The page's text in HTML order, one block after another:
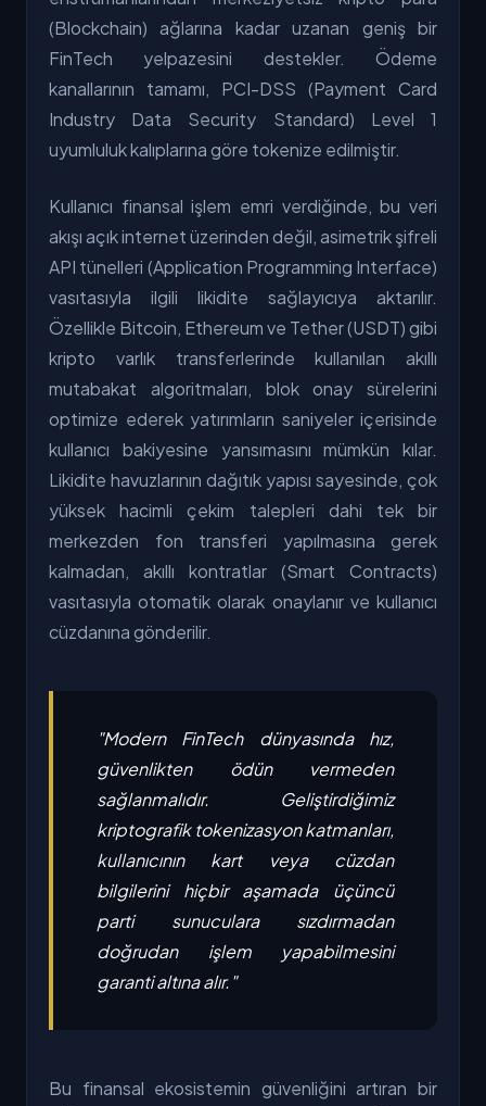
(Blockchain) ağlarına kadar uzanan geniş bir
FinTech yelpazesini destekler. Ödeme
kanallarının tamamı, PCI-DSS (Payment Card
Industry Data Security Standard) Level 1
uyumluluk kalıplarına göre tokenize edilmiştir.
Kullanıcı finansal işlem emri verdiğinde, bu veri
akışı açık internet üzerinden değil, asimetrik şifreli
API tünelleri (Application Programming Interface)
vasıtasıyla ilgili likidite sağlayıcıya aktarılır.
Özellikle Bitcoin, Ethereum ve Tether (USDT) gibi
kripto varlık transferlerinde kullanılan akıllı
mutabakat algoritmaları, blok onay sürelerini
optimize ederek yatırımların saniyeler içerisinde
kullanıcı bakiyesine yansımasını mümkün kılar.
Likidite havuzlarının dağıtık yapısı sayesinde, çok
yüksek hacimli çekim talepleri dahi tek bir
merkezden fon transferi yapılmasına gerek
kalmadan, akıllı kontratlar (Smart Contracts)
vasıtasıyla otomatik olarak onaylanır ve kullanıcı
cüzdanına gönderilir.
"Modern FinTech dünyasında hız,
güvenlikten ödün vermeden
sağlanmalıdır. Geliştirdiğimiz
kriptografik tokenizasyon katmanları,
kullanıcının kart veya cüzdan
bilgilerini hiçbir aşamada üçüncü
parti sunuculara sızdırmadan
doğrudan işlem yapabilmesini
garanti altına alır."
Bu finansal ekosistemin güvenliğini artıran bir